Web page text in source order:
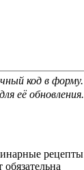
код в форму.
её обновления.
рецепты